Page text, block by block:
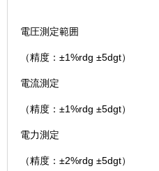
電圧測定範囲
（精度：±1%rdg ±5dgt）
電流測定
（精度：±1%rdg ±5dgt）
電力測定
（精度：±2%rdg ±5dgt）